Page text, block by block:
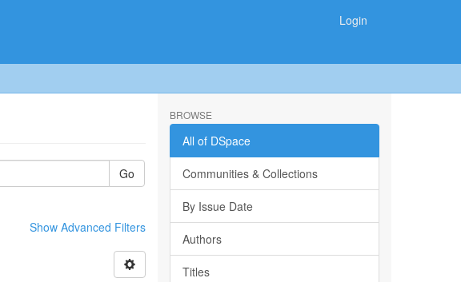
Login
Go
Show Advanced Filters
BROWSE
All of DSpace
Communities & Collections
By Issue Date
Authors
Titles